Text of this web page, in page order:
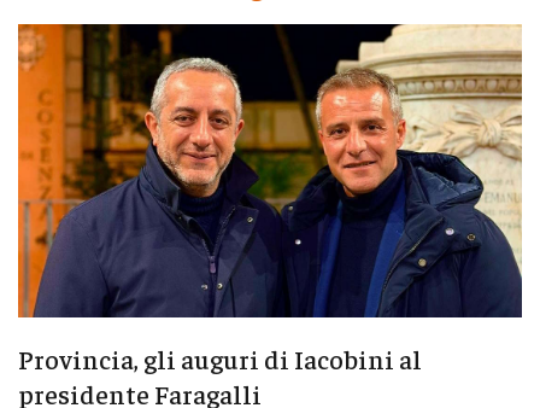
Provincia, gli auguri di Iacobini al
presidente Faragalli